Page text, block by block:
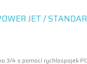
JET /
3/4 s pomocí rychlospojek